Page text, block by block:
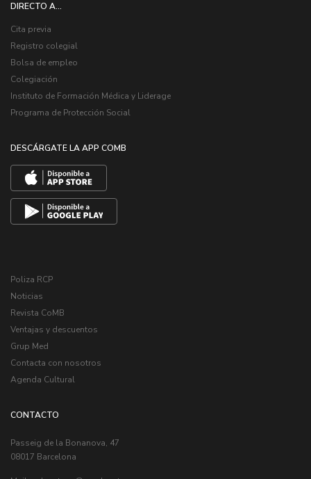
DIRECTO A...
Cita previa
Registro colegial
Bolsa de empleo
Colegiación
Instituto de Formación Médica y Liderage
Programa de Protección Social
DESCÁRGATE LA APP COMB
Poliza RCP
Noticias
Revista CoMB
Ventajas y descuentos
Grup Med
Contacta con nosotros
Agenda Cultural
CONTACTO
Passeig de la Bonanova, 47
08017 Barcelona